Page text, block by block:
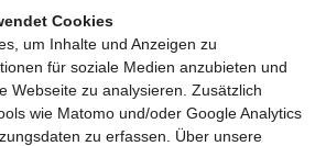
Cookies
um Inhalte und Anzeigen zu
für soziale Medien anzubieten und
Webseite zu analysieren. Zusätzlich
wie Matomo und/oder Google Analytics
zu erfassen. Über unsere